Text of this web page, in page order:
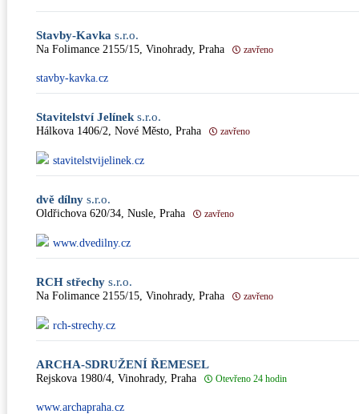
Stavby-Kavka s.r.o.
Na Folimance 2155/15, Vinohrady, Praha zavřeno
stavby-kavka.cz
Stavitelství Jelínek s.r.o.
Hálkova 1406/2, Nové Město, Praha zavřeno
stavitelstvijelinek.cz
dvě dílny s.r.o.
Oldřichova 620/34, Nusle, Praha zavřeno
www.dvedilny.cz
RCH střechy s.r.o.
Na Folimance 2155/15, Vinohrady, Praha zavřeno
rch-strechy.cz
ARCHA-SDRUŽENÍ ŘEMESEL
Rejskova 1980/4, Vinohrady, Praha Otevřeno 24 hodin
www.archapraha.cz